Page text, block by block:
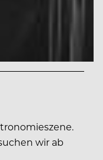
wir ab